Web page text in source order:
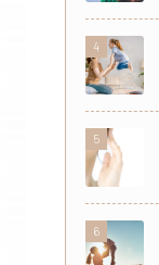
4
5
6